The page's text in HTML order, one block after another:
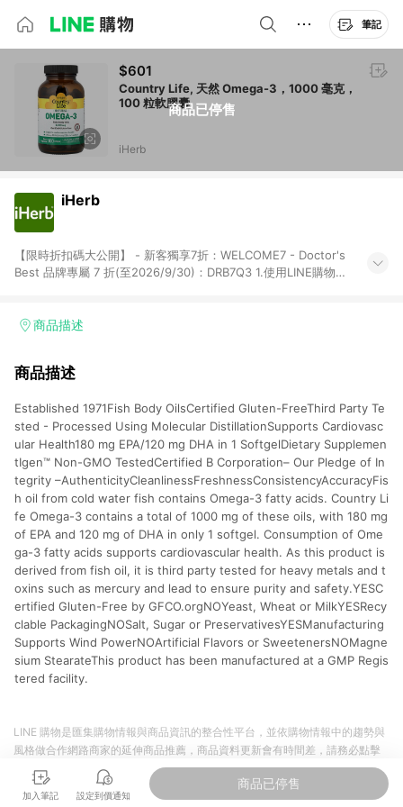
筆記
商品已停售
$601
Country Life, 天然 Omega-3，1000 毫克，
100 粒軟膠囊
iHerb
iHerb
【限時折扣碼大公開】 - 新客獨享7折：WELCOME7 - Doctor's
Best 品牌專屬 7 折(至2026/9/30)：DRB7Q3 1.使用LINE購物下
物頁面上提供的折扣碼，則不符合LINE POINTS 回饋資格（官方
碼或獎勵代碼 （會獲得獎勵金） 、英文數字亂數組合，如
格。 4.符合贈點資格者，將於出貨後3個工作日陸續發送交易訊
息通知。 5.點數將於廠商出貨後，隔天起算85天後陸續確認發
送。 6.國際商家之商品金額及回饋點數依據將以商品未稅價格為
準。 7.國際商家之商品金額可能受匯率影響而有微幅差異。 8. 如
需確認訂單回饋資格，僅提供訂購後60天內的訂單查詢。 9.多筆
訂單連續下單 : 每一筆訂單皆需獨立從LINE購物完成跳轉，在您
完成一筆訂單的跳轉及結帳後，若需再次下單，請務必重新透過
LINE購物跳轉至iHerb後再完成下單及結帳。
商品描述
商品描述
Established 1971Fish Body OilsCertified Gluten-FreeThird Party Te
sted - Processed Using Molecular DistillationSupports Cardiovasc
ular Health180 mg EPA/120 mg DHA in 1 SoftgelDietary Supplemen
tIgen™ Non-GMO TestedCertified B Corporation– Our Pledge of In
tegrity –AuthenticityCleanlinessFreshnessConsistencyAccuracyFis
h oil from cold water fish contains Omega-3 fatty acids. Country Li
fe Omega-3 contains a total of 1000 mg of these oils, with 180 mg
of EPA and 120 mg of DHA in only 1 softgel. Consumption of Ome
ga-3 fatty acids supports cardiovascular health. As this product is
derived from fish oil, it is third party tested for heavy metals and t
oxins such as mercury and lead to ensure purity and safety.YESC
ertified Gluten-Free by GFCO.orgNOYeast, Wheat or MilkYESRecy
clable PackagingNOSalt, Sugar or PreservativesYESManufacturing
Supports Wind PowerNOArtificial Flavors or SweetenersNOMagne
sium StearateThis product has been manufactured at a GMP Regis
tered facility.
加入筆記 設定到價通知
商品已停售
LINE 購物是匯集購物情報與商品資訊的整合性平台，並依購物情報中的趨勢與
風格做合作網路商家的延伸商品推薦，商品資料更新會有時間差，請務必點擊
商品至各合作網路商家，確認現售價與購物條件，一切資訊以合作廠商網頁為
準。